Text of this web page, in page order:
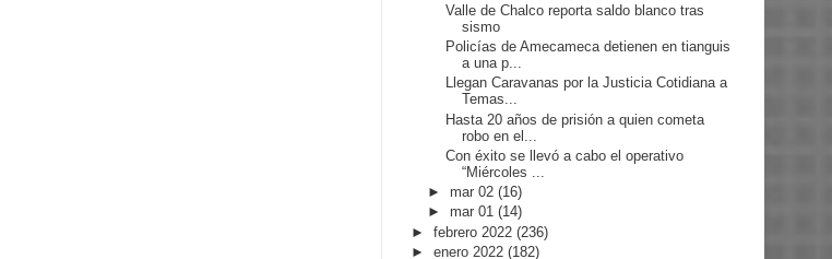
Valle de Chalco reporta saldo blanco tras
sismo
Policías de Amecameca detienen en tianguis
a una p...
Llegan Caravanas por la Justicia Cotidiana a
Temas...
Hasta 20 años de prisión a quien cometa
robo en el...
Con éxito se llevó a cabo el operativo
“Miércoles ...
► mar 02(16)
► mar 01(14)
► febrero 2022 (236)
► enero 2022 (182)